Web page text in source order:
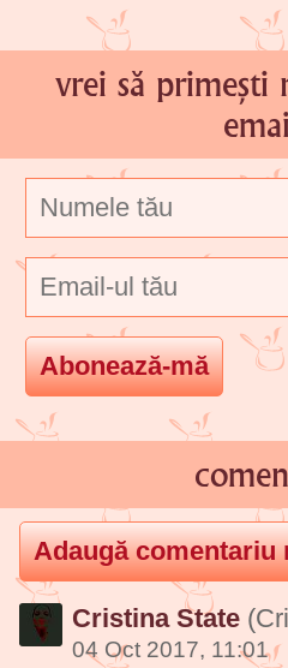
vrei să primești
Cristina State
04 Oct 2017, 11:01